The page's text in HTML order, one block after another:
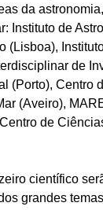
da
Instituto de
(Lisboa),
de
(Porto), Centro
(Aveiro),
de
científico
grandes